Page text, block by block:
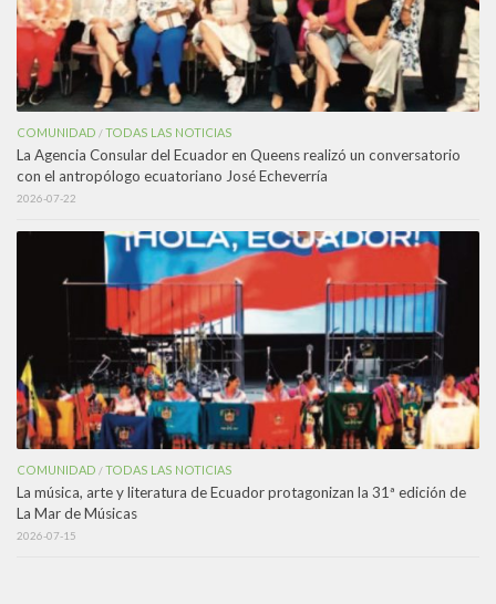
COMUNIDAD /TODAS LAS NOTICIAS
La Agencia Consular del Ecuador en Queens realizó un conversatorio
con el antropólogo ecuatoriano José Echeverría
2026-07-22
COMUNIDAD /TODAS LAS NOTICIAS
La música, arte y literatura de Ecuador protagonizan la 31ª edición de
La Mar de Músicas
2026-07-15